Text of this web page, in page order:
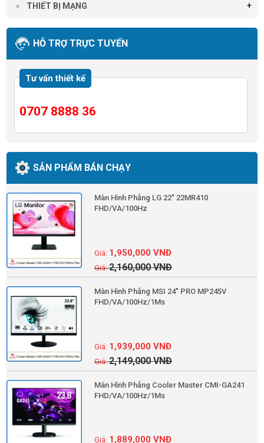
THIẾT BỊ MẠNG
HỖ TRỢ TRỰC TUYẾN
Tư vấn thiết kế
0707 8888 36
SẢN PHẨM BÁN CHẠY
Màn Hình Phẳng LG 22" 22MR410
FHD/VA/100Hz
2,160,000VNĐ
1,950,000VNĐ
Màn Hình Phẳng MSI 24" PRO MP245V
FHD/VA/100Hz/1Ms
2,149,000VNĐ
1,939,000VNĐ
Màn Hình Phẳng Cooler Master CMI-GA241
FHD/VA/100Hz/1Ms
1,889,000VNĐ